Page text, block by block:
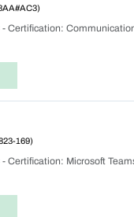
Certification:
169)
Certification: Microsoft